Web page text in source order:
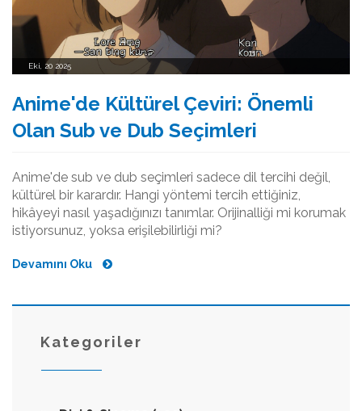
Eki, 20 2025
Anime'de Kültürel Çeviri: Önemli
Olan Sub ve Dub Seçimleri
Anime'de sub ve dub seçimleri sadece dil tercihi değil,
kültürel bir karardır. Hangi yöntemi tercih ettiğiniz,
hikâyeyi nasıl yaşadığınızı tanımlar. Orijinalliği mi korumak
istiyorsunuz, yoksa erişilebilirliği mi?
Devamını Oku
Kategoriler